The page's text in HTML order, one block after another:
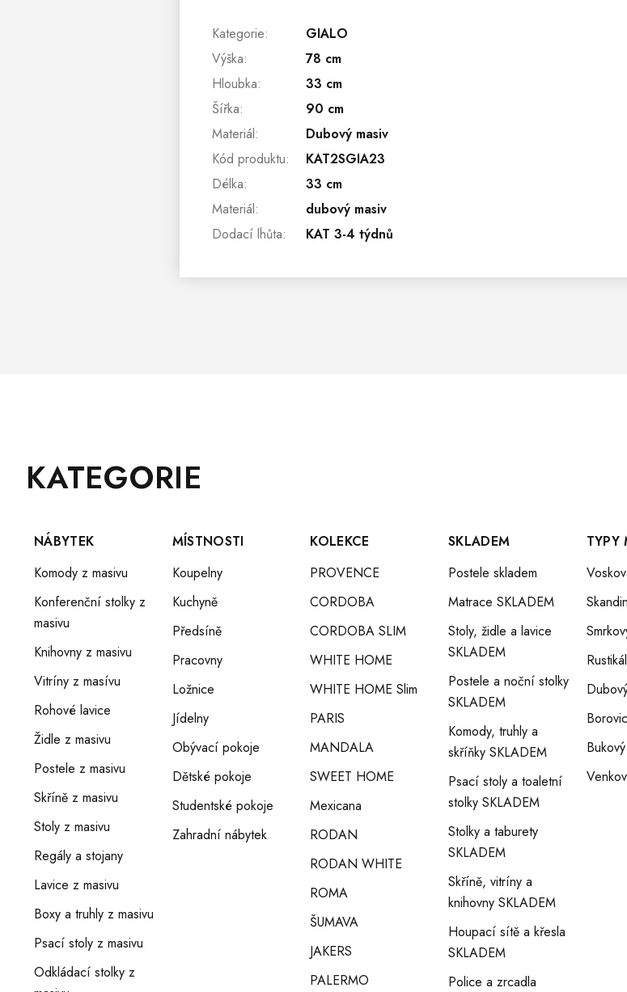
Kategorie:
GIALO
Výška:
78 cm
Hloubka:
33 cm
Šířka:
90 cm
Materiál:
Dubový masiv
Kód produktu:
KAT2SGIA23
Délka:
33 cm
Materiál:
dubový masiv
Dodací lhůta: KAT 3-4 týdnů
Přeskočit
kategorie
KATEGORIE
NÁBYTEK
Komody z masivu
Konferenční stolky z
masivu
Knihovny z masivu
Vitríny z masívu
Rohové lavice
Židle z masivu
Postele z masivu
Skříně z masivu
Stoly z masivu
Regály a stojany
Lavice z masivu
Boxy a truhly z masivu
Psací stoly z masivu
Odkládací stolky z
MÍSTNOSTI
Koupelny
Kuchyně
Předsíně
Pracovny
Ložnice
Jídelny
Obývací pokoje
Dětské pokoje
Studentské pokoje
Zahradní nábytek
KOLEKCE
PROVENCE
CORDOBA
CORDOBA SLIM
WHITE HOME
WHITE HOME Slim
PARIS
MANDALA
SWEET HOME
Mexicana
RODAN
RODAN WHITE
ROMA
ŠUMAVA
JAKERS
PALERMO
SKLADEM
Postele skladem
Matrace SKLADEM
Stoly, židle a lavice
SKLADEM
Postele a noční stolky
SKLADEM
Komody, truhly a
skříňky SKLADEM
Psací stoly a toaletní
stolky SKLADEM
Stolky a taburety
SKLADEM
Skříně, vitríny a
knihovny SKLADEM
Houpací sítě a křesla
SKLADEM
Police a zrcadla
TYPY